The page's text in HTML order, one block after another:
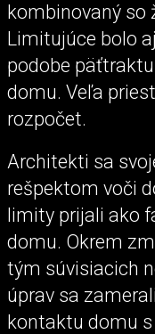
kombinovaný so
Limitujúce bolo
podobe
domu. Veľa
rozpočet.
Architekti sa
rešpektom voči
limity prijali ako
domu. Okrem
tým súvisiacich
úprav sa
kontaktu domu